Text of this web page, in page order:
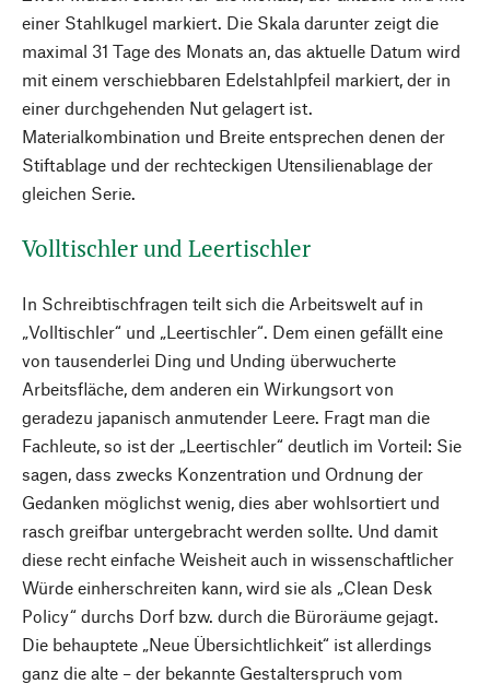
einer Stahlkugel markiert. Die Skala darunter zeigt die
maximal 31 Tage des Monats an, das aktuelle Datum wird
mit einem verschiebbaren Edelstahlpfeil markiert, der in
einer durchgehenden Nut gelagert ist.
Materialkombination und Breite entsprechen denen der
Stiftablage und der rechteckigen Utensilienablage der
gleichen Serie.
Volltischler und Leertischler
In Schreibtischfragen teilt sich die Arbeitswelt auf in
„Volltischler“ und „Leertischler“. Dem einen gefällt eine
von tausenderlei Ding und Unding überwucherte
Arbeitsfläche, dem anderen ein Wirkungsort von
geradezu japanisch anmutender Leere. Fragt man die
Fachleute, so ist der „Leertischler“ deutlich im Vorteil: Sie
sagen, dass zwecks Konzentration und Ordnung der
Gedanken möglichst wenig, dies aber wohlsortiert und
rasch greifbar untergebracht werden sollte. Und damit
diese recht einfache Weisheit auch in wissenschaftlicher
Würde einherschreiten kann, wird sie als „Clean Desk
Policy“ durchs Dorf bzw. durch die Büroräume gejagt.
Die behauptete „Neue Übersichtlichkeit“ ist allerdings
ganz die alte – der bekannte Gestalterspruch vom